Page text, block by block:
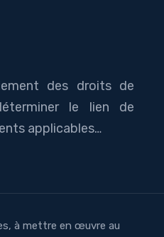
des droits de
le lien de
applicables…
à mettre en œuvre au